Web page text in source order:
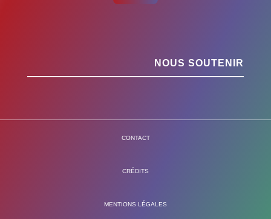
NOUS SOUTENIR
CONTACT
CRÉDITS
MENTIONS LÉGALES